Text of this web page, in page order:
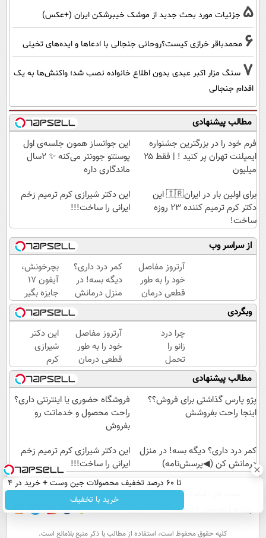
5 جزئیات مورد بحث جدید از موشک خیبرشکن ایران (+عکس)
6 محمدباقر خرازی کیست؟روحانی جنجالی با ادعاها و ایده‌های تخیلی
7 سنگ مزار اکبر عبدی بدون اطلاع خانواده نصب شد؛ واکنش‌ها به یک
اقدام جنجالی
مطالب پیشنهادی
فرم خود را در بزرگترین جشنواره
ایمپلنت تهران پر کنید ! | فقط ۲۵
میلیون
این جوانساز همون جلسه‌ی اول
پوستتو جوونتر می‌کنه ✨ 2سال
ماندگاری داره
برای اولین بار در ایران🇮🇷 این
دکتر کرم ترمیم کننده 23 روزه
ساخت!
این دکتر شیرازی کرم ترمیم زخم
ایرانی را ساخت!!!
از سراسر وب
آرتروز مفاصل
خود را به طور
قطعی درمان
کنید!
◗پرسش‌نامه◖
کمر درد داری؟
دیگه بسه! در
منزل درمانش
کن
(◀پرسش‌نامه)
بچرخونش،
آیفون 17
جایزه بگیر
وبگردی
چرا درد
زانو را
تحمل
می‌کنی؟
خیلی
ساده
آرتروز مفاصل
خود را به طور
قطعی درمان
کنید!
◗پرسش‌نامه◖
این دکتر
شیرازی
کرم
ترمیم
زخم
ایرانی را
ساخت!!!
مطالب پیشنهادی
پژو پارس گذاشتی برای فروش؟؟
اینجا راحت بفروشش
فروشگاه حضوری یا اینترنتی داری؟
راحت محصول و خدماتت رو
بفروش
کمر درد داری؟ دیگه بسه! در منزل
درمانش کن (◀پرسش‌نامه)
این دکتر شیرازی کرم ترمیم زخم
ایرانی را ساخت!!!
تا 60 درصد تخفیف محصولات جین وست + خرید در 4
قسط
خرید با تخفیف عصر ایران۲ درباره عصرایران تماس با ما
آب و هوا اوقات شرعی سواد زندگی
كليه حقوق محفوظ است، استفاده از مطالب با ذكر منبع بلامانع است.